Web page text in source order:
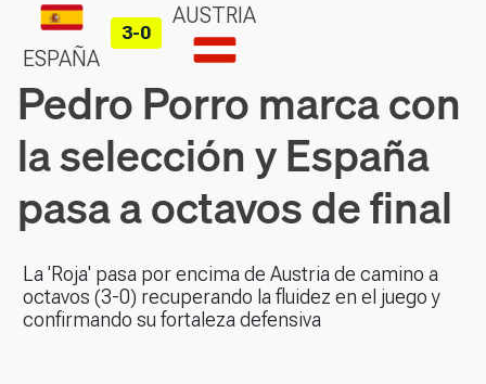
ESPAÑA
3-0
AUSTRIA
Pedro Porro marca con
la selección y España
pasa a octavos de final
La 'Roja' pasa por encima de Austria de camino a
octavos (3-0) recuperando la fluidez en el juego y
confirmando su fortaleza defensiva